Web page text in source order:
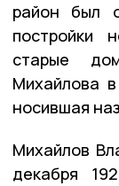
район был
постройки
старые
Михайлова
носившая
Михайлов
декабря